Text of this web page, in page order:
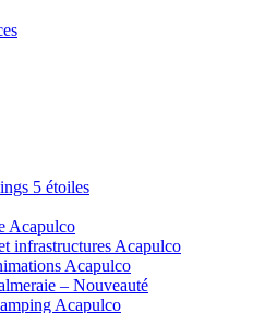
5 étoiles
Acapulco
infrastructures Acapulco
Acapulco
– Nouveauté
Acapulco